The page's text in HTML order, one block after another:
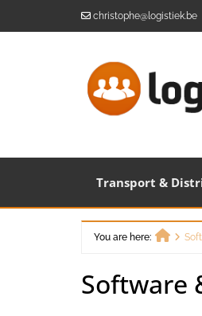
christophe@logistiek.be
Transport &
You are here:
Software